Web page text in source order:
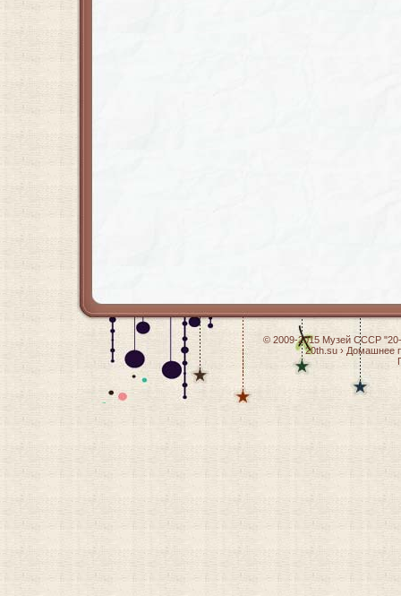
© 2009-2015 Музей СССР
20th.su › Домашнее